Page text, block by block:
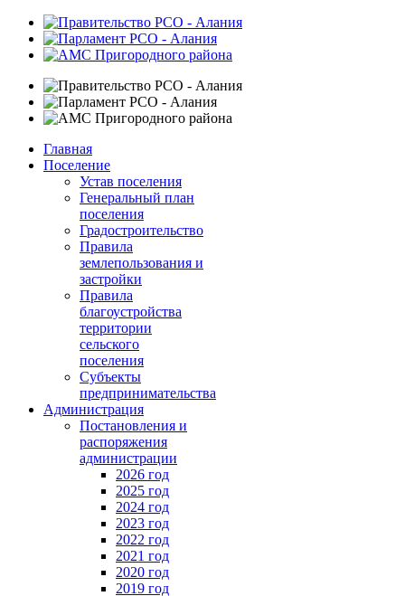
Главная
Поселение
Устав поселения
Генеральный план
поселения
Градостроительство
Правила
землепользования и
застройки
Правила
благоустройства
территории
сельского
поселения
Субъекты
предпринимательства
Администрация
Постановления и
распоряжения
администрации
2026 год
2025 год
2024 год
2023 год
2022 год
2021 год
2020 год
2019 год